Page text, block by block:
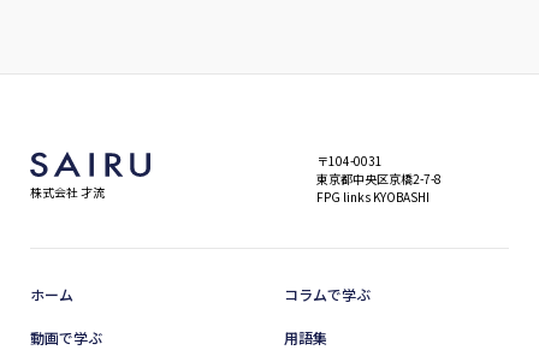
株式会社 才流
〒104-0031
東京都中央区京橋2-7-8
FPG links KYOBASHI
ホーム コラムで学ぶ
動画で学ぶ 用語集